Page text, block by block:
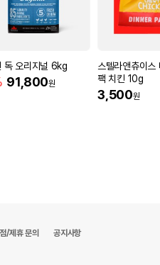
독 오리지널 6kg
91,800원
스텔라앤츄이스
팩 치킨 10g
3,500원
/제휴 문의 공지사항